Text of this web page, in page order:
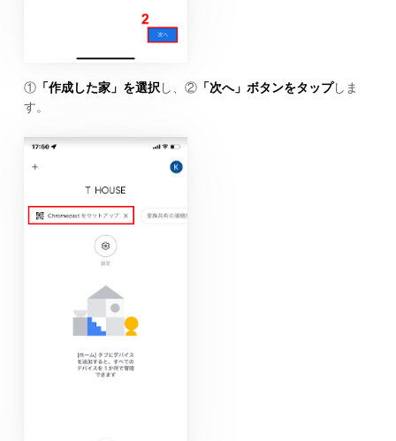
①「作成した家」を選択 し、②「次へ」ボタンをタップしま
す。